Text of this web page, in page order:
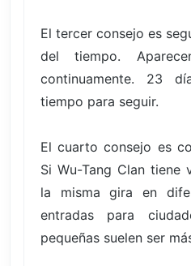
El tercer consejo es
del tiempo.
continuamente. 23
tiempo para seguir.
El cuarto consejo es
Si Wu-Tang Clan tiene
la misma gira en
entradas para
pequeñas suelen ser